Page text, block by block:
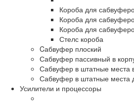
Короба для
Короба для
Короба для
Стелс короба
Cабвуфер плоский
Сабвуфер пассивный в
Сабвуфер в штатные места
Сабвуфер в штатные места
Усилители и процессоры